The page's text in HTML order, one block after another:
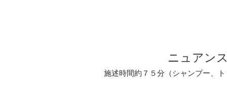
ニュアン
施述時間約７５分（シャンプー、